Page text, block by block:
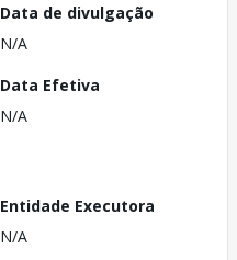
Data de divulgação
N/A
Data Efetiva
N/A
Entidade Executora
N/A